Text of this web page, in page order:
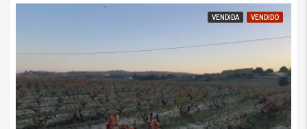
VENDIDA VENDIDO